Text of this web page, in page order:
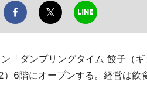
「ダンプリングタイム 餃子（
6階にオープンする。経営は飲